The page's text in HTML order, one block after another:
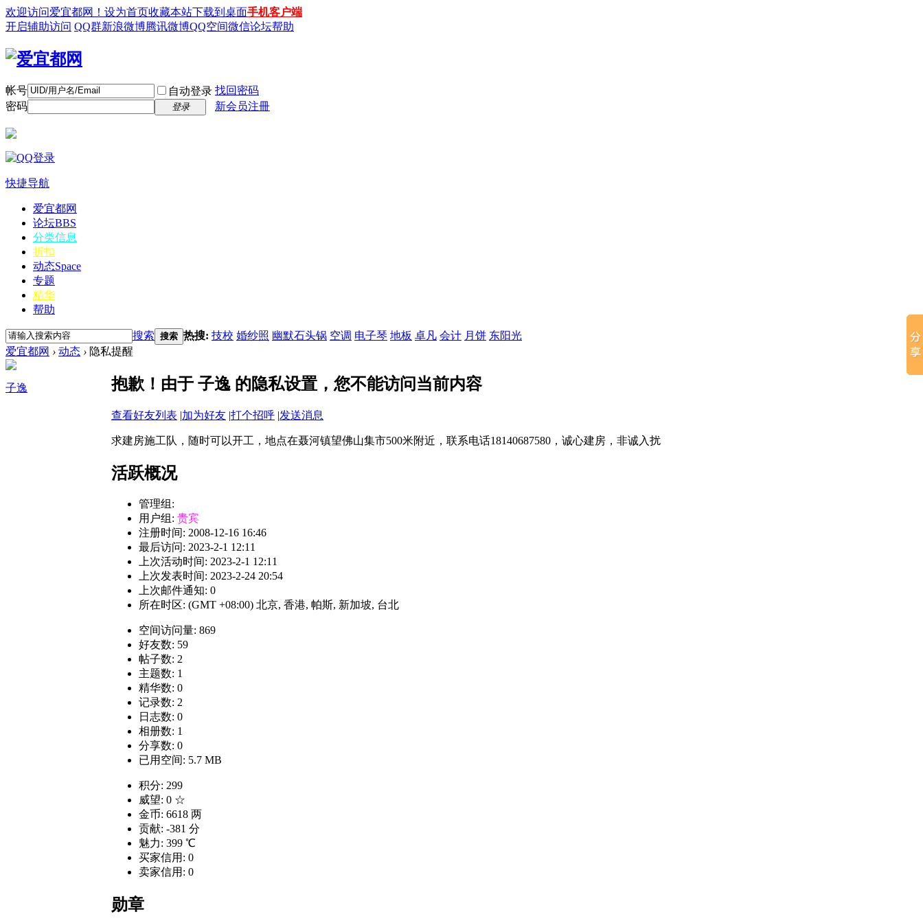
欢迎访问爱宜都网！ 设为首页收藏本站下载到桌面手机客户端
开启辅助访问 QQ群新浪微博腾讯微博QQ空间微信论坛帮助
帐号 自动登录 找回密码
密码
登录 新会员注冊
快捷导航
爱宜都网
论坛BBS
分类信息
折扣
动态Space
专题
精华
帮助
搜索 搜索 热搜: 技校 婚纱照 幽默石头锅 空调 电子琴 地板 卓凡 会计 月饼 东阳光
爱宜都网 › 动态 › 隐私提醒
子逸 抱歉！由于 子逸 的隐私设置，您不能访问当前内容
查看好友列表 |加为好友 |打个招呼 |发送消息
求建房施工队，随时可以开工，地点在聂河镇望佛山集市500米附近，联系电话18140687580，诚心建房，非诚入扰
活跃概况
管理组:
用户组: 贵宾
注册时间: 2008-12-16 16:46
最后访问: 2023-2-1 12:11
上次活动时间: 2023-2-1 12:11
上次发表时间: 2023-2-24 20:54
上次邮件通知: 0
所在时区: (GMT +08:00) 北京, 香港, 帕斯, 新加坡, 台北
空间访问量: 869
好友数: 59
帖子数: 2
主题数: 1
精华数: 0
记录数: 2
日志数: 0
相册数: 1
分享数: 0
已用空间: 5.7 MB
积分: 299
威望: 0 ☆
金币: 6618 两
贡献: -381 分
魅力: 399 ℃
买家信用: 0
卖家信用: 0
勋章